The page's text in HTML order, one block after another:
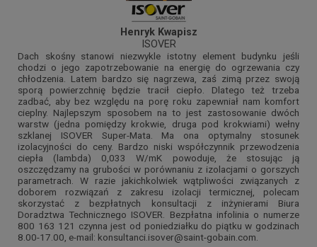
Henryk Kwapisz
ISOVER
Dach skośny stanowi niezwykle istotny element budynku jeśli
chodzi o jego zapotrzebowanie na energię do ogrzewania czy
chłodzenia. Latem bardzo się nagrzewa, zaś zimą przez swoją
sporą powierzchnię będzie tracił ciepło. Dlatego też trzeba
zadbać, aby bez względu na porę roku zapewniał nam komfort
cieplny. Najlepszym sposobem na to jest zastosowanie dwóch
warstw (jedna pomiędzy krokwie, druga pod krokwiami) wełny
szklanej ISOVER Super-Mata. Ma ona optymalny stosunek
izolacyjności do ceny. Bardzo niski współczynnik przewodzenia
ciepła (lambda) 0,033 W/mK powoduje, że stosując ją
oszczędzamy na grubości w porównaniu z izolacjami o gorszych
parametrach. W razie jakichkolwiek wątpliwości związanych z
doborem rozwiązań z zakresu izolacji termicznej, polecam
skorzystać z bezpłatnych konsultacji z inżynierami Biura
Doradztwa Technicznego ISOVER. Bezpłatna infolinia o numerze
800 163 121 czynna jest od poniedziałku do piątku w godzinach
8.00-17.00, e-mail: konsultanci.isover@saint-gobain.com.